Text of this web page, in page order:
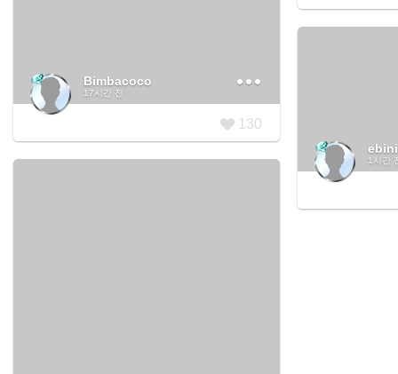
Bimbacoco
17시간 전
130
1시간